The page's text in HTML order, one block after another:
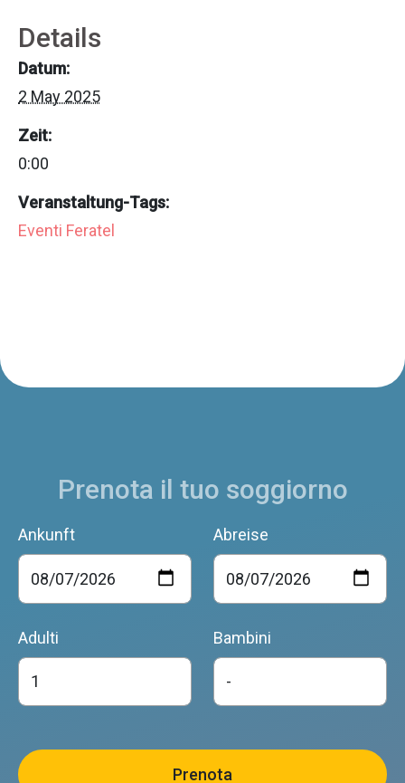
Details
Datum:
2 May 2025
Zeit:
0:00
Veranstaltung-Tags:
Eventi Feratel
Prenota il tuo soggiorno
Ankunft Abreise
Adulti Bambini